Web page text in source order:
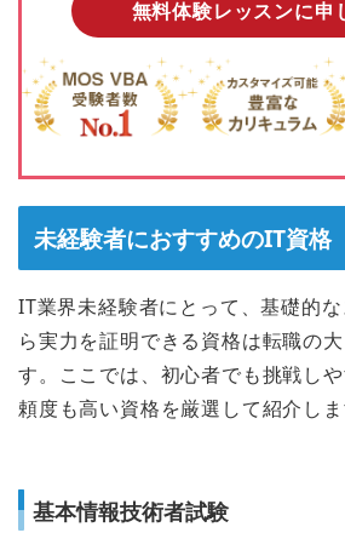
無料体験レッスンに申
未経験者におすすめのIT資格
IT業界未経験者にとって、基礎的
ら実力を証明できる資格は転職の
す。ここでは、初心者でも挑戦し
頼度も高い資格を厳選して紹介しま
基本情報技術者試験